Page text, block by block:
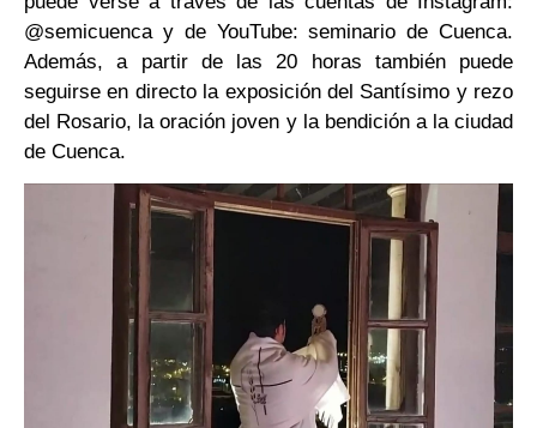
@semicuenca y de YouTube: seminario de Cuenca.
Además, a partir de las 20 horas también puede
seguirse en directo la exposición del Santísimo y rezo
del Rosario, la oración joven y la bendición a la ciudad
de Cuenca.